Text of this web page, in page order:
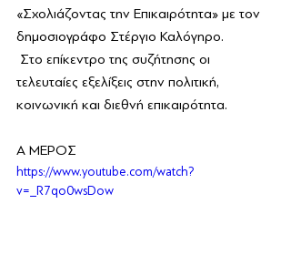
«Σχολιάζοντας την Επικαιρότητα» με τον
δημοσιογράφο Στέργιο Καλόγηρο.
τελευταίες εξελίξεις στην πολιτική,
κοινωνική και διεθνή επικαιρότητα.
Α ΜΕΡΟΣ
https://www.youtube.com/watch?
v=_R7qo0wsDow